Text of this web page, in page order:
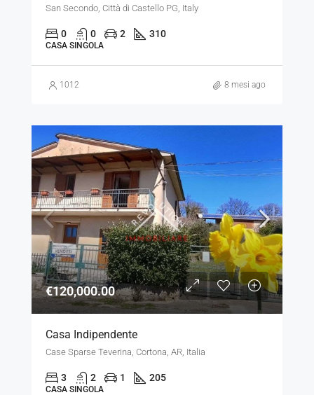
San Secondo, Città di Castello PG, Italy
0 0 2 310
CASA SINGOLA
1012 8 mesi ago
€120,000.00
Casa Indipendente
Case Sparse Teverina, Cortona, AR, Italia
3 2 1 205
CASA SINGOLA